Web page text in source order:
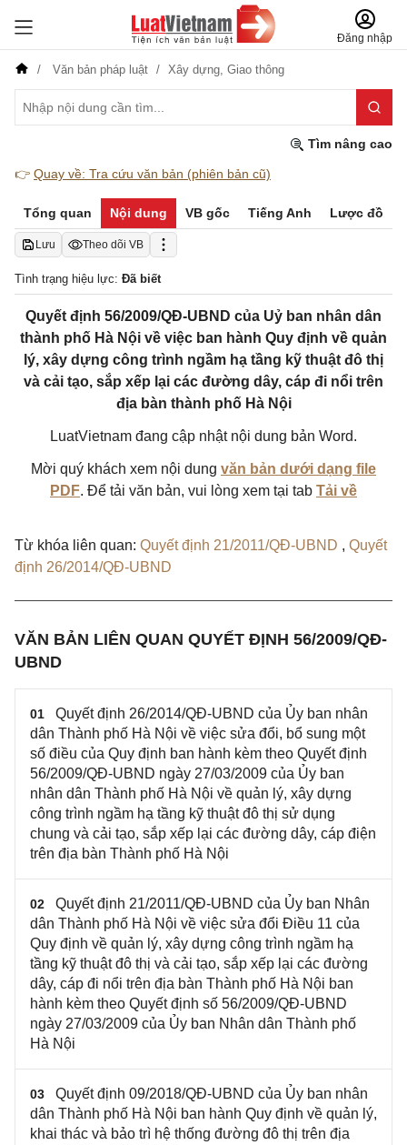
Đăng nhập
Văn bản pháp luật Xây dựng, Giao thông
Tìm nâng cao
👉 Quay về: Tra cứu văn bản (phiên bản cũ)
Tổng quan Nội dung VB gốc Tiếng Anh Lược đồ
Lưu Theo dõi VB
Tình trạng hiệu lực: Đã biết
Quyết định 56/2009/QĐ-UBND của Uỷ ban nhân dân
thành phố Hà Nội về việc ban hành Quy định về quản
lý, xây dựng công trình ngầm hạ tầng kỹ thuật đô thị
và cải tạo, sắp xếp lại các đường dây, cáp đi nổi trên
địa bàn thành phố Hà Nội
LuatVietnam đang cập nhật nội dung bản Word.
Mời quý khách xem nội dung văn bản dưới dạng file
PDF. Để tải văn bản, vui lòng xem tại tab Tải về
Từ khóa liên quan: Quyết định 21/2011/QĐ-UBND , Quyết
định 26/2014/QĐ-UBND
VĂN BẢN LIÊN QUAN QUYẾT ĐỊNH 56/2009/QĐ-
UBND
01
Quyết định 26/2014/QĐ-UBND của Ủy ban nhân
dân Thành phố Hà Nội về việc sửa đổi, bổ sung một
số điều của Quy định ban hành kèm theo Quyết định
56/2009/QĐ-UBND ngày 27/03/2009 của Ủy ban
nhân dân Thành phố Hà Nội về quản lý, xây dựng
công trình ngầm hạ tầng kỹ thuật đô thị sử dụng
chung và cải tạo, sắp xếp lại các đường dây, cáp điện
trên địa bàn Thành phố Hà Nội
02
Quyết định 21/2011/QĐ-UBND của Ủy ban Nhân
dân Thành phố Hà Nội về việc sửa đổi Điều 11 của
Quy định về quản lý, xây dựng công trình ngầm hạ
tầng kỹ thuật đô thị và cải tạo, sắp xếp lại các đường
dây, cáp đi nổi trên địa bàn Thành phố Hà Nội ban
hành kèm theo Quyết định số 56/2009/QĐ-UBND
ngày 27/03/2009 của Ủy ban Nhân dân Thành phố
Hà Nội
03
Quyết định 09/2018/QĐ-UBND của Ủy ban nhân
dân Thành phố Hà Nội ban hành Quy định về quản lý,
khai thác và bảo trì hệ thống đường đô thị trên địa